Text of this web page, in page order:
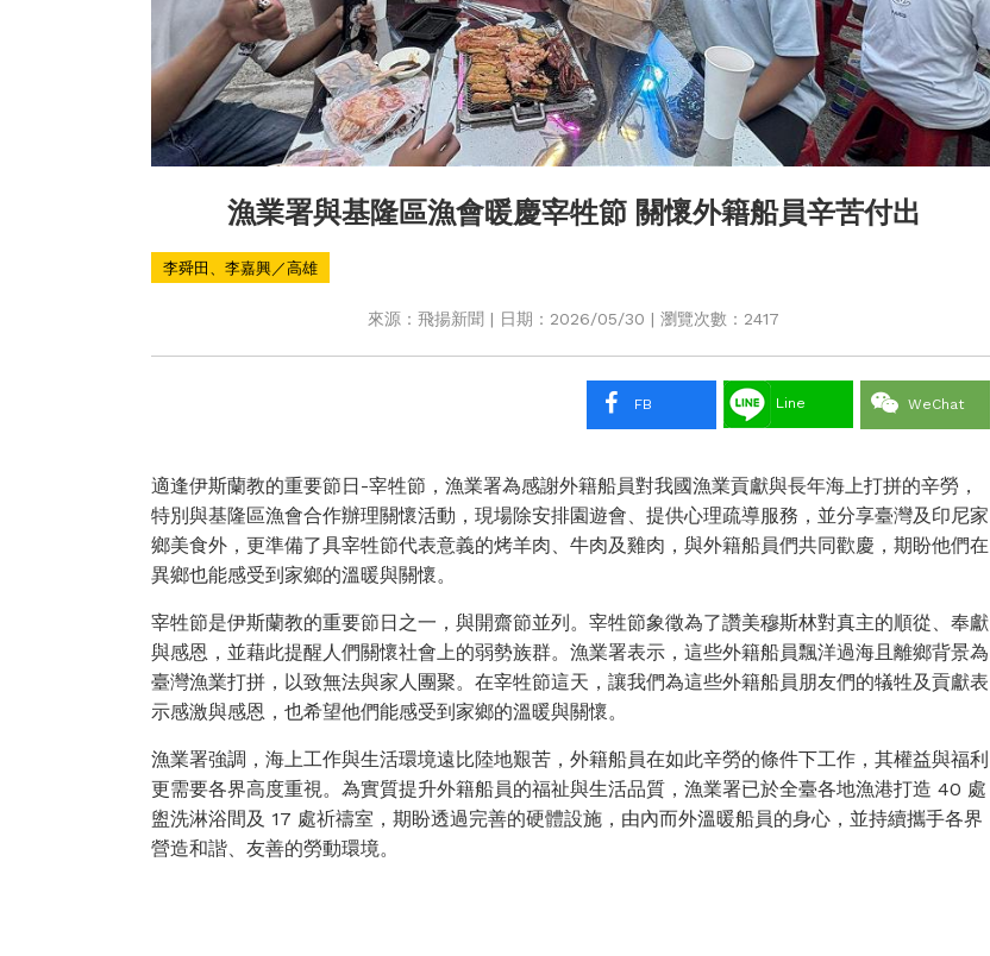
漁業署與基隆區漁會暖慶宰牲節 關懷外籍船員辛苦付出
李舜田、李嘉興／高雄
來源：飛揚新聞 | 日期：2026/05/30 | 瀏覽次數：2417
FB Line WeChat
適逢伊斯蘭教的重要節日-宰牲節，漁業署為感謝外籍船員對我國漁業貢獻與長年海上打拼的辛勞，
特別與基隆區漁會合作辦理關懷活動，現場除安排園遊會、提供心理疏導服務，並分享臺灣及印尼家
鄉美食外，更準備了具宰牲節代表意義的烤羊肉、牛肉及雞肉，與外籍船員們共同歡慶，期盼他們在
異鄉也能感受到家鄉的溫暖與關懷。
宰牲節是伊斯蘭教的重要節日之一，與開齋節並列。宰牲節象徵為了讚美穆斯林對真主的順從、奉獻
與感恩，並藉此提醒人們關懷社會上的弱勢族群。漁業署表示，這些外籍船員飄洋過海且離鄉背景為
臺灣漁業打拼，以致無法與家人團聚。在宰牲節這天，讓我們為這些外籍船員朋友們的犠牲及貢獻表
示感激與感恩，也希望他們能感受到家鄉的溫暖與關懷。
漁業署強調，海上工作與生活環境遠比陸地艱苦，外籍船員在如此辛勞的條件下工作，其權益與福利
更需要各界高度重視。為實質提升外籍船員的福祉與生活品質，漁業署已於全臺各地漁港打造 40 處
盥洗淋浴間及 17 處祈禱室，期盼透過完善的硬體設施，由內而外溫暖船員的身心，並持續攜手各界
營造和諧、友善的勞動環境。